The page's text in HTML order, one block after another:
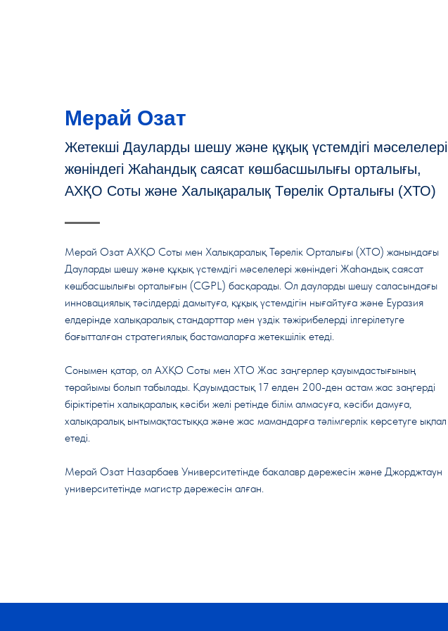
Мерай Озат
Жетекші Дауларды шешу және құқық үстемдігі мәселелері
жөніндегі Жаһандық саясат көшбасшылығы орталығы,
АХҚО Соты және Халықаралық Төрелік Орталығы (ХТО)
Мерай Озат АХҚО Соты мен Халықаралық Төрелік Орталығы (ХТО) жанындағы
Дауларды шешу және құқық үстемдігі мәселелері жөніндегі Жаһандық саясат
көшбасшылығы орталығын (CGPL) басқарады. Ол дауларды шешу саласындағы
инновациялық тәсілдерді дамытуға, құқық үстемдігін нығайтуға және Еуразия
елдерінде халықаралық стандарттар мен үздік тәжірибелерді ілгерілетуге
бағытталған стратегиялық бастамаларға жетекшілік етеді.
Сонымен қатар, ол АХҚО Соты мен ХТО Жас заңгерлер қауымдастығының
төрайымы болып табылады. Қауымдастық 17 елден 200-ден астам жас заңгерді
біріктіретін халықаралық кәсіби желі ретінде білім алмасуға, кәсіби дамуға,
халықаралық ынтымақтастыққа және жас мамандарға тәлімгерлік көрсетуге ықпал
етеді.
Мерай Озат Назарбаев Университетінде бакалавр дәрежесін және Джорджтаун
университетінде магистр дәрежесін алған.